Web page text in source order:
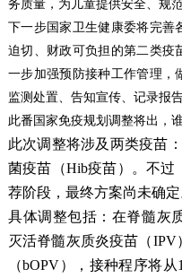
务质量，为儿童提供安全、规
下一步国家卫生健康委将完善
迫切、财政可负担的第二类疫
一步加强预防接种工作管理，
监测处置、告知宣传、记录报
此番国家免疫规划调整将出，
此次调整将涉及两类疫苗
菌疫苗（Hib疫苗）。不过
荐阶段，最终方案尚未确定
具体调整包括：在脊髓灰
灭活脊髓灰质炎疫苗（
（bOPV），接种程序将